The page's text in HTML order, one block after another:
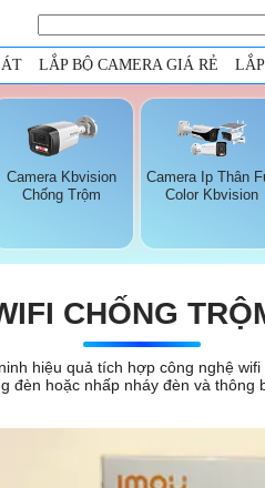
LẮP BỘ CAMERA GIÁ RẺ
Camera Kbvision
Chống Trộm
Camera Ip Thân
Color Kbvision
CHỐNG
hiệu quả tích hợp công nghệ
hoặc nhấp nháy đèn và